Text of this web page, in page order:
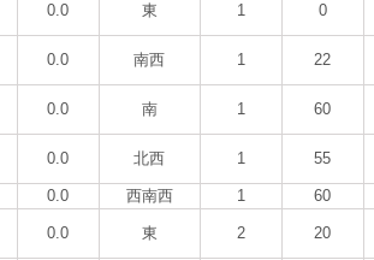
0.0 東 1 0
0.0 南西 1 22
0.0 南 1 60
0.0 北西 1 55
0.0 西南西 1
60
0.0 東 2 20